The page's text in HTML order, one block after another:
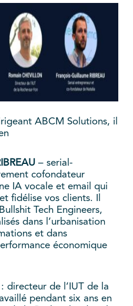
ABCM Solutions, il
– serial-
cofondateur
IA vocale et email qui
fidélise vos clients. Il
Tech Engineers,
dans l’urbanisation
et dans
économique
: directeur de l’IUT de la
pendant six ans en